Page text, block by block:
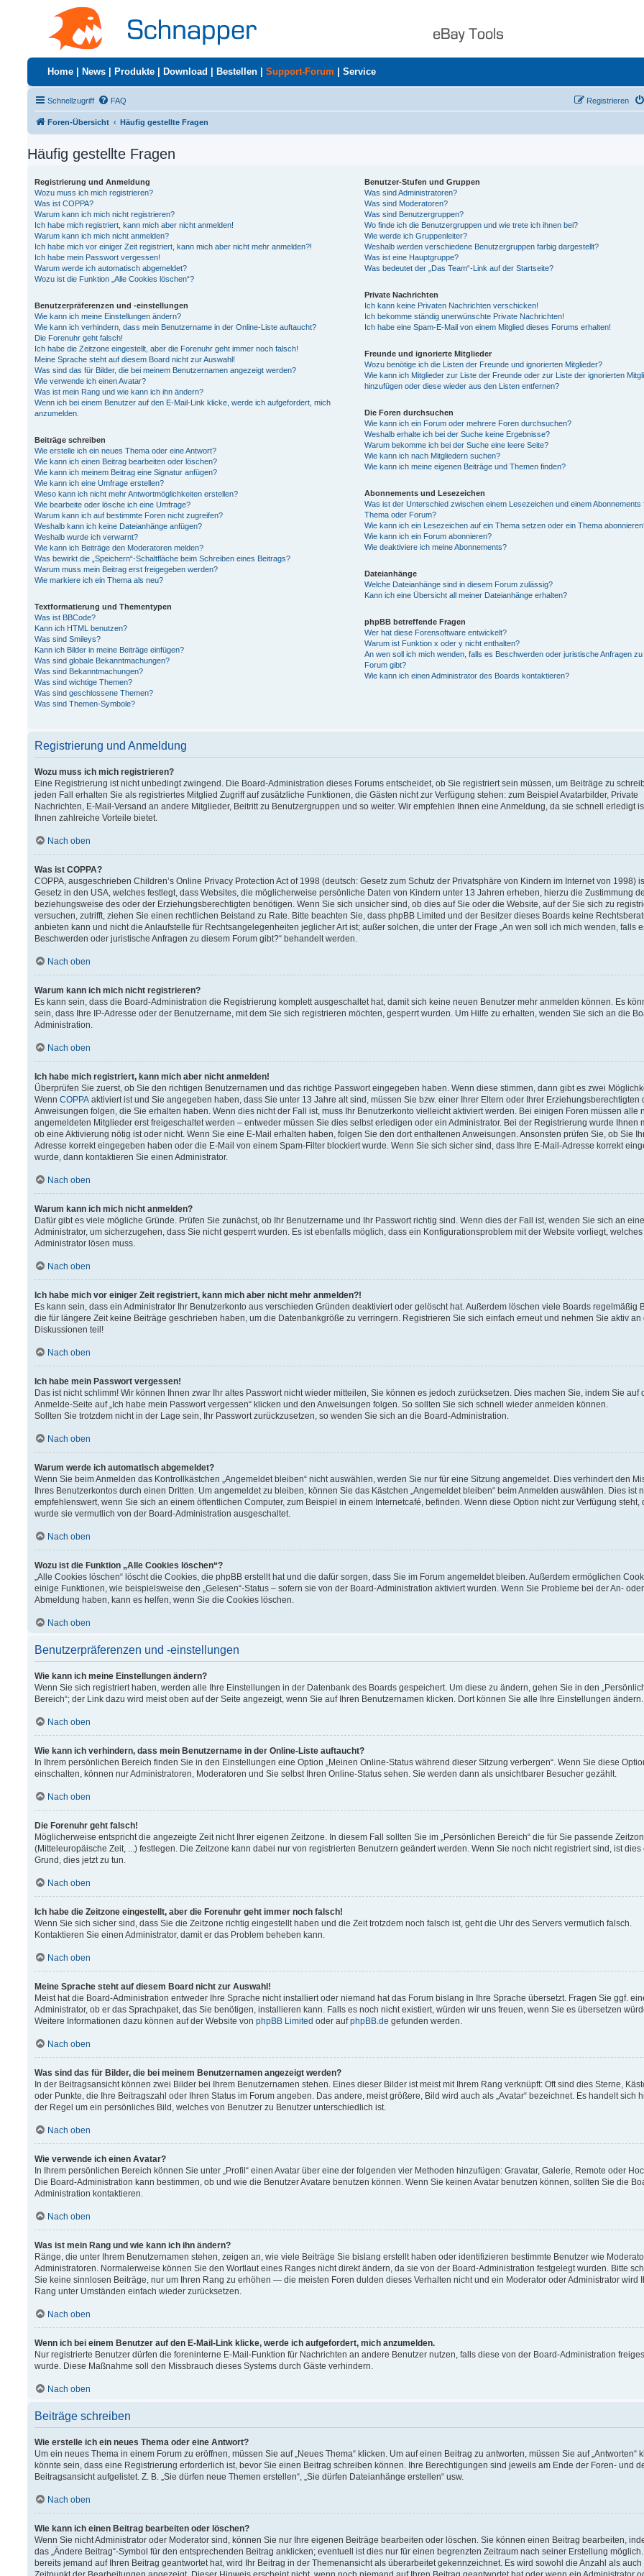
Home News Produkte Download Bestellen Support-Forum Service
Schnellzugriff FAQ Registrieren
Foren-Übersicht Häufig gestellte Fragen
Häufig gestellte Fragen
Registrierung und Anmeldung
Wozu muss ich mich registrieren?
Was ist COPPA?
Warum kann ich mich nicht registrieren?
Ich habe mich registriert, kann mich aber nicht anmelden!
Warum kann ich mich nicht anmelden?
Ich habe mich vor einiger Zeit registriert, kann mich aber nicht mehr anmelden?!
Ich habe mein Passwort vergessen!
Warum werde ich automatisch abgemeldet?
Wozu ist die Funktion „Alle Cookies löschen“?
Benutzerpräferenzen und -einstellungen
Wie kann ich meine Einstellungen ändern?
Wie kann ich verhindern, dass mein Benutzername in der Online-Liste auftaucht?
Die Forenuhr geht falsch!
Ich habe die Zeitzone eingestellt, aber die Forenuhr geht immer noch falsch!
Meine Sprache steht auf diesem Board nicht zur Auswahl!
Was sind das für Bilder, die bei meinem Benutzernamen angezeigt werden?
Wie verwende ich einen Avatar?
Was ist mein Rang und wie kann ich ihn ändern?
Wenn ich bei einem Benutzer auf den E-Mail-Link klicke, werde ich aufgefordert, mich
anzumelden.
Beiträge schreiben
Wie erstelle ich ein neues Thema oder eine Antwort?
Wie kann ich einen Beitrag bearbeiten oder löschen?
Wie kann ich meinem Beitrag eine Signatur anfügen?
Wie kann ich eine Umfrage erstellen?
Wieso kann ich nicht mehr Antwortmöglichkeiten erstellen?
Wie bearbeite oder lösche ich eine Umfrage?
Warum kann ich auf bestimmte Foren nicht zugreifen?
Weshalb kann ich keine Dateianhänge anfügen?
Weshalb wurde ich verwarnt?
Wie kann ich Beiträge den Moderatoren melden?
Was bewirkt die „Speichern“-Schaltfläche beim Schreiben eines Beitrags?
Warum muss mein Beitrag erst freigegeben werden?
Wie markiere ich ein Thema als neu?
Textformatierung und Thementypen
Was ist BBCode?
Kann ich HTML benutzen?
Was sind Smileys?
Kann ich Bilder in meine Beiträge einfügen?
Was sind globale Bekanntmachungen?
Was sind Bekanntmachungen?
Was sind wichtige Themen?
Was sind geschlossene Themen?
Was sind Themen-Symbole?
Benutzer-Stufen und Gruppen
Was sind Administratoren?
Was sind Moderatoren?
Was sind Benutzergruppen?
Wo finde ich die Benutzergruppen und wie trete ich ihnen bei?
Wie werde ich Gruppenleiter?
Weshalb werden verschiedene Benutzergruppen farbig dargestellt?
Was ist eine Hauptgruppe?
Was bedeutet der „Das Team“-Link auf der Startseite?
Private Nachrichten
Ich kann keine Privaten Nachrichten verschicken!
Ich bekomme ständig unerwünschte Private Nachrichten!
Ich habe eine Spam-E-Mail von einem Mitglied dieses Forums erhalten!
Freunde und ignorierte Mitglieder
Wozu benötige ich die Listen der Freunde und ignorierten Mitglieder?
Wie kann ich Mitglieder zur Liste der Freunde oder zur Liste der ignorierten
hinzufügen oder diese wieder aus den Listen entfernen?
Die Foren durchsuchen
Wie kann ich ein Forum oder mehrere Foren durchsuchen?
Weshalb erhalte ich bei der Suche keine Ergebnisse?
Warum bekomme ich bei der Suche eine leere Seite?
Wie kann ich nach Mitgliedern suchen?
Wie kann ich meine eigenen Beiträge und Themen finden?
Abonnements und Lesezeichen
Was ist der Unterschied zwischen einem Lesezeichen und einem Abonnements
Thema oder Forum?
Wie kann ich ein Lesezeichen auf ein Thema setzen oder ein Thema
Wie kann ich ein Forum abonnieren?
Wie deaktiviere ich meine Abonnements?
Dateianhänge
Welche Dateianhänge sind in diesem Forum zulässig?
Kann ich eine Übersicht all meiner Dateianhänge erhalten?
phpBB betreffende Fragen
Wer hat diese Forensoftware entwickelt?
Warum ist Funktion x oder y nicht enthalten?
An wen soll ich mich wenden, falls es Beschwerden oder juristische Anfragen
Forum gibt?
Wie kann ich einen Administrator des Boards kontaktieren?
Registrierung und Anmeldung
Wozu muss ich mich registrieren?
Eine Registrierung ist nicht unbedingt zwingend. Die Board-Administration dieses Forums entscheidet, ob Sie registriert sein müssen, um Beiträge zu
jeden Fall erhalten Sie als registriertes Mitglied Zugriff auf zusätzliche Funktionen, die Gästen nicht zur Verfügung stehen: zum Beispiel Avatarbilder, Private
Nachrichten, E-Mail-Versand an andere Mitglieder, Beitritt zu Benutzergruppen und so weiter. Wir empfehlen Ihnen eine Anmeldung, da sie schnell erledigt
Ihnen zahlreiche Vorteile bietet.
Nach oben
Was ist COPPA?
COPPA, ausgeschrieben Children’s Online Privacy Protection Act of 1998 (deutsch: Gesetz zum Schutz der Privatsphäre von Kindern im Internet von 1998)
Gesetz in den USA, welches festlegt, dass Websites, die möglicherweise persönliche Daten von Kindern unter 13 Jahren erheben, hierzu die Zustimmung
beziehungsweise des oder der Erziehungsberechtigten benötigen. Wenn Sie sich unsicher sind, ob dies auf Sie oder die Website, auf der Sie sich zu
versuchen, zutrifft, ziehen Sie einen rechtlichen Beistand zu Rate. Bitte beachten Sie, dass phpBB Limited und der Besitzer dieses Boards keine
anbieten kann und nicht die Anlaufstelle für Rechtsangelegenheiten jeglicher Art ist; außer solchen, die unter der Frage „An wen soll ich mich wenden, falls
Beschwerden oder juristische Anfragen zu diesem Forum gibt?“ behandelt werden.
Nach oben
Warum kann ich mich nicht registrieren?
Es kann sein, dass die Board-Administration die Registrierung komplett ausgeschaltet hat, damit sich keine neuen Benutzer mehr anmelden können. Es
sein, dass Ihre IP-Adresse oder der Benutzername, mit dem Sie sich registrieren möchten, gesperrt wurden. Um Hilfe zu erhalten, wenden Sie sich an die
Administration.
Nach oben
Ich habe mich registriert, kann mich aber nicht anmelden!
Überprüfen Sie zuerst, ob Sie den richtigen Benutzernamen und das richtige Passwort eingegeben haben. Wenn diese stimmen, dann gibt es zwei
Wenn COPPA aktiviert ist und Sie angegeben haben, dass Sie unter 13 Jahre alt sind, müssen Sie bzw. einer Ihrer Eltern oder Ihrer Erziehungsberechtigten
Anweisungen folgen, die Sie erhalten haben. Wenn dies nicht der Fall ist, muss Ihr Benutzerkonto vielleicht aktiviert werden. Bei einigen Foren müssen alle
angemeldeten Mitglieder erst freigeschaltet werden – entweder müssen Sie dies selbst erledigen oder ein Administrator. Bei der Registrierung wurde Ihnen
ob eine Aktivierung nötig ist oder nicht. Wenn Sie eine E-Mail erhalten haben, folgen Sie den dort enthaltenen Anweisungen. Ansonsten prüfen Sie, ob Sie
Adresse korrekt eingegeben haben oder die E-Mail von einem Spam-Filter blockiert wurde. Wenn Sie sich sicher sind, dass Ihre E-Mail-Adresse korrekt
wurde, dann kontaktieren Sie einen Administrator.
Nach oben
Warum kann ich mich nicht anmelden?
Dafür gibt es viele mögliche Gründe. Prüfen Sie zunächst, ob Ihr Benutzername und Ihr Passwort richtig sind. Wenn dies der Fall ist, wenden Sie sich an
Administrator, um sicherzugehen, dass Sie nicht gesperrt wurden. Es ist ebenfalls möglich, dass ein Konfigurationsproblem mit der Website vorliegt, welches
Administrator lösen muss.
Nach oben
Ich habe mich vor einiger Zeit registriert, kann mich aber nicht mehr anmelden?!
Es kann sein, dass ein Administrator Ihr Benutzerkonto aus verschieden Gründen deaktiviert oder gelöscht hat. Außerdem löschen viele Boards regelmäßig
die für längere Zeit keine Beiträge geschrieben haben, um die Datenbankgröße zu verringern. Registrieren Sie sich einfach erneut und nehmen Sie aktiv an
Diskussionen teil!
Nach oben
Ich habe mein Passwort vergessen!
Das ist nicht schlimm! Wir können Ihnen zwar Ihr altes Passwort nicht wieder mitteilen, Sie können es jedoch zurücksetzen. Dies machen Sie, indem Sie auf
Anmelde-Seite auf „Ich habe mein Passwort vergessen“ klicken und den Anweisungen folgen. So sollten Sie sich schnell wieder anmelden können.
Sollten Sie trotzdem nicht in der Lage sein, Ihr Passwort zurückzusetzen, so wenden Sie sich an die Board-Administration.
Nach oben
Warum werde ich automatisch abgemeldet?
Wenn Sie beim Anmelden das Kontrollkästchen „Angemeldet bleiben“ nicht auswählen, werden Sie nur für eine Sitzung angemeldet. Dies verhindert den
Ihres Benutzerkontos durch einen Dritten. Um angemeldet zu bleiben, können Sie das Kästchen „Angemeldet bleiben“ beim Anmelden auswählen. Dies ist
empfehlenswert, wenn Sie sich an einem öffentlichen Computer, zum Beispiel in einem Internetcafé, befinden. Wenn diese Option nicht zur Verfügung steht,
wurde sie vermutlich von der Board-Administration ausgeschaltet.
Nach oben
Wozu ist die Funktion „Alle Cookies löschen“?
„Alle Cookies löschen“ löscht die Cookies, die phpBB erstellt hat und die dafür sorgen, dass Sie im Forum angemeldet bleiben. Außerdem ermöglichen
einige Funktionen, wie beispielsweise den „Gelesen“-Status – sofern sie von der Board-Administration aktiviert wurden. Wenn Sie Probleme bei der An- oder
Abmeldung haben, kann es helfen, wenn Sie die Cookies löschen.
Nach oben
Benutzerpräferenzen und -einstellungen
Wie kann ich meine Einstellungen ändern?
Wenn Sie sich registriert haben, werden alle Ihre Einstellungen in der Datenbank des Boards gespeichert. Um diese zu ändern, gehen Sie in den
Bereich“; der Link dazu wird meist oben auf der Seite angezeigt, wenn Sie auf Ihren Benutzernamen klicken. Dort können Sie alle Ihre Einstellungen ändern.
Nach oben
Wie kann ich verhindern, dass mein Benutzername in der Online-Liste auftaucht?
In Ihrem persönlichen Bereich finden Sie in den Einstellungen eine Option „Meinen Online-Status während dieser Sitzung verbergen“. Wenn Sie diese
einschalten, können nur Administratoren, Moderatoren und Sie selbst Ihren Online-Status sehen. Sie werden dann als unsichtbarer Besucher gezählt.
Nach oben
Die Forenuhr geht falsch!
Möglicherweise entspricht die angezeigte Zeit nicht Ihrer eigenen Zeitzone. In diesem Fall sollten Sie im „Persönlichen Bereich“ die für Sie passende
(Mitteleuropäische Zeit, ...) festlegen. Die Zeitzone kann dabei nur von registrierten Benutzern geändert werden. Wenn Sie noch nicht registriert sind, ist dies
Grund, dies jetzt zu tun.
Nach oben
Ich habe die Zeitzone eingestellt, aber die Forenuhr geht immer noch falsch!
Wenn Sie sich sicher sind, dass Sie die Zeitzone richtig eingestellt haben und die Zeit trotzdem noch falsch ist, geht die Uhr des Servers vermutlich falsch.
Kontaktieren Sie einen Administrator, damit er das Problem beheben kann.
Nach oben
Meine Sprache steht auf diesem Board nicht zur Auswahl!
Meist hat die Board-Administration entweder Ihre Sprache nicht installiert oder niemand hat das Forum bislang in Ihre Sprache übersetzt. Fragen Sie ggf.
Administrator, ob er das Sprachpaket, das Sie benötigen, installieren kann. Falls es noch nicht existiert, würden wir uns freuen, wenn Sie es übersetzen
Weitere Informationen dazu können auf der Website von phpBB Limited oder aufphpBB.de gefunden werden.
Nach oben
Was sind das für Bilder, die bei meinem Benutzernamen angezeigt werden?
In der Beitragsansicht können zwei Bilder bei Ihrem Benutzernamen stehen. Eines dieser Bilder ist meist mit Ihrem Rang verknüpft: Oft sind dies Sterne,
oder Punkte, die Ihre Beitragszahl oder Ihren Status im Forum angeben. Das andere, meist größere, Bild wird auch als „Avatar“ bezeichnet. Es handelt sich
der Regel um ein persönliches Bild, welches von Benutzer zu Benutzer unterschiedlich ist.
Nach oben
Wie verwende ich einen Avatar?
In Ihrem persönlichen Bereich können Sie unter „Profil“ einen Avatar über eine der folgenden vier Methoden hinzufügen: Gravatar, Galerie, Remote oder
Die Board-Administration kann bestimmen, ob und wie die Benutzer Avatare benutzen können. Wenn Sie keinen Avatar benutzen können, sollten Sie die
Administration kontaktieren.
Nach oben
Was ist mein Rang und wie kann ich ihn ändern?
Ränge, die unter Ihrem Benutzernamen stehen, zeigen an, wie viele Beiträge Sie bislang erstellt haben oder identifizieren bestimmte Benutzer wie
Administratoren. Normalerweise können Sie den Wortlaut eines Ranges nicht direkt ändern, da sie von der Board-Administration festgelegt wurden. Bitte
Sie keine sinnlosen Beiträge, nur um Ihren Rang zu erhöhen — die meisten Foren dulden dieses Verhalten nicht und ein Moderator oder Administrator wird
Rang unter Umständen einfach wieder zurücksetzen.
Nach oben
Wenn ich bei einem Benutzer auf den E-Mail-Link klicke, werde ich aufgefordert, mich anzumelden.
Nur registrierte Benutzer dürfen die foreninterne E-Mail-Funktion für Nachrichten an andere Benutzer nutzen, falls diese von der Board-Administration
wurde. Diese Maßnahme soll den Missbrauch dieses Systems durch Gäste verhindern.
Nach oben
Beiträge schreiben
Wie erstelle ich ein neues Thema oder eine Antwort?
Um ein neues Thema in einem Forum zu eröffnen, müssen Sie auf „Neues Thema“ klicken. Um auf einen Beitrag zu antworten, müssen Sie auf „Antworten“
könnte sein, dass eine Registrierung erforderlich ist, bevor Sie einen Beitrag schreiben können. Ihre Berechtigungen sind jeweils am Ende der Foren- und
Beitragsansicht aufgelistet. Z. B. „Sie dürfen neue Themen erstellen“, „Sie dürfen Dateianhänge erstellen“ usw.
Nach oben
Wie kann ich einen Beitrag bearbeiten oder löschen?
Wenn Sie nicht Administrator oder Moderator sind, können Sie nur Ihre eigenen Beiträge bearbeiten oder löschen. Sie können einen Beitrag bearbeiten,
das „Ändere Beitrag“-Symbol für den entsprechenden Beitrag anklicken; eventuell ist dies nur für einen begrenzten Zeitraum nach seiner Erstellung
bereits jemand auf Ihren Beitrag geantwortet hat, wird Ihr Beitrag in der Themenansicht als überarbeitet gekennzeichnet. Es wird sowohl die Anzahl als auch